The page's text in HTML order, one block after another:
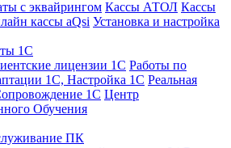
с эквайрингом Кассы АТОЛ Кассы
кассы aQsi Установка и настройка
1С
лицензии 1С Работы по
1С, Настройка 1С Реальная
1С Центр
Обучения
ПК